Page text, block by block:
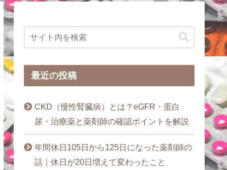
最近の投稿
CKD（慢性腎臓病）とは？eGFR・蛋白
尿・治療薬と薬剤師の確認ポイントを解説
年間休日105日から125日になった薬剤師の
話｜休日が20日増えて変わったこと